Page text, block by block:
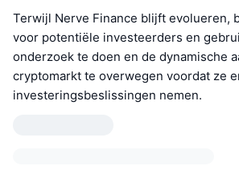
Terwijl Nerve Finance blijft evolueren,
voor potentiële investeerders en
onderzoek te doen en de dynamische
cryptomarkt te overwegen voordat ze
investeringsbeslissingen nemen.